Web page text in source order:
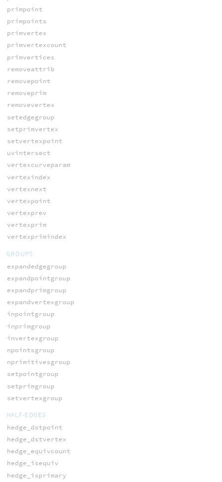
primpoint
primpoints
primvertex
primvertexcount
primvertices
removeattrib
removepoint
removeprim
removevertex
setedgegroup
setprimvertex
setvertexpoint
uvintersect
vertexcurveparam
vertexindex
vertexnext
vertexpoint
vertexprev
vertexprim
vertexprimindex
GROUPS
expandedgegroup
expandpointgroup
expandprimgroup
expandvertexgroup
inpointgroup
inprimgroup
invertexgroup
npointsgroup
nprimitivesgroup
setpointgroup
setprimgroup
setvertexgroup
HALF-EDGES
hedge_dstpoint
hedge_dstvertex
hedge_equivcount
hedge_isequiv
hedge_isprimary